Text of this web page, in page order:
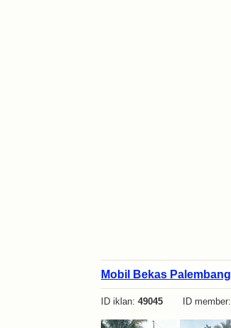
Mobil Bekas Palembang
ID iklan: 49045 ID member: